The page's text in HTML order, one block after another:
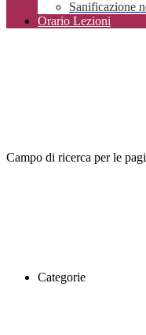
Sanificazione
Orario Lezioni
Campo di ricerca per le
Categorie